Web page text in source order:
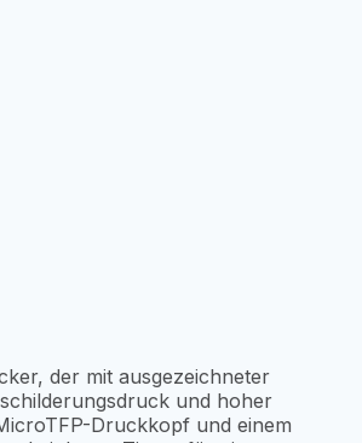
der mit ausgezeichneter
und hoher
Druckkopf und einem